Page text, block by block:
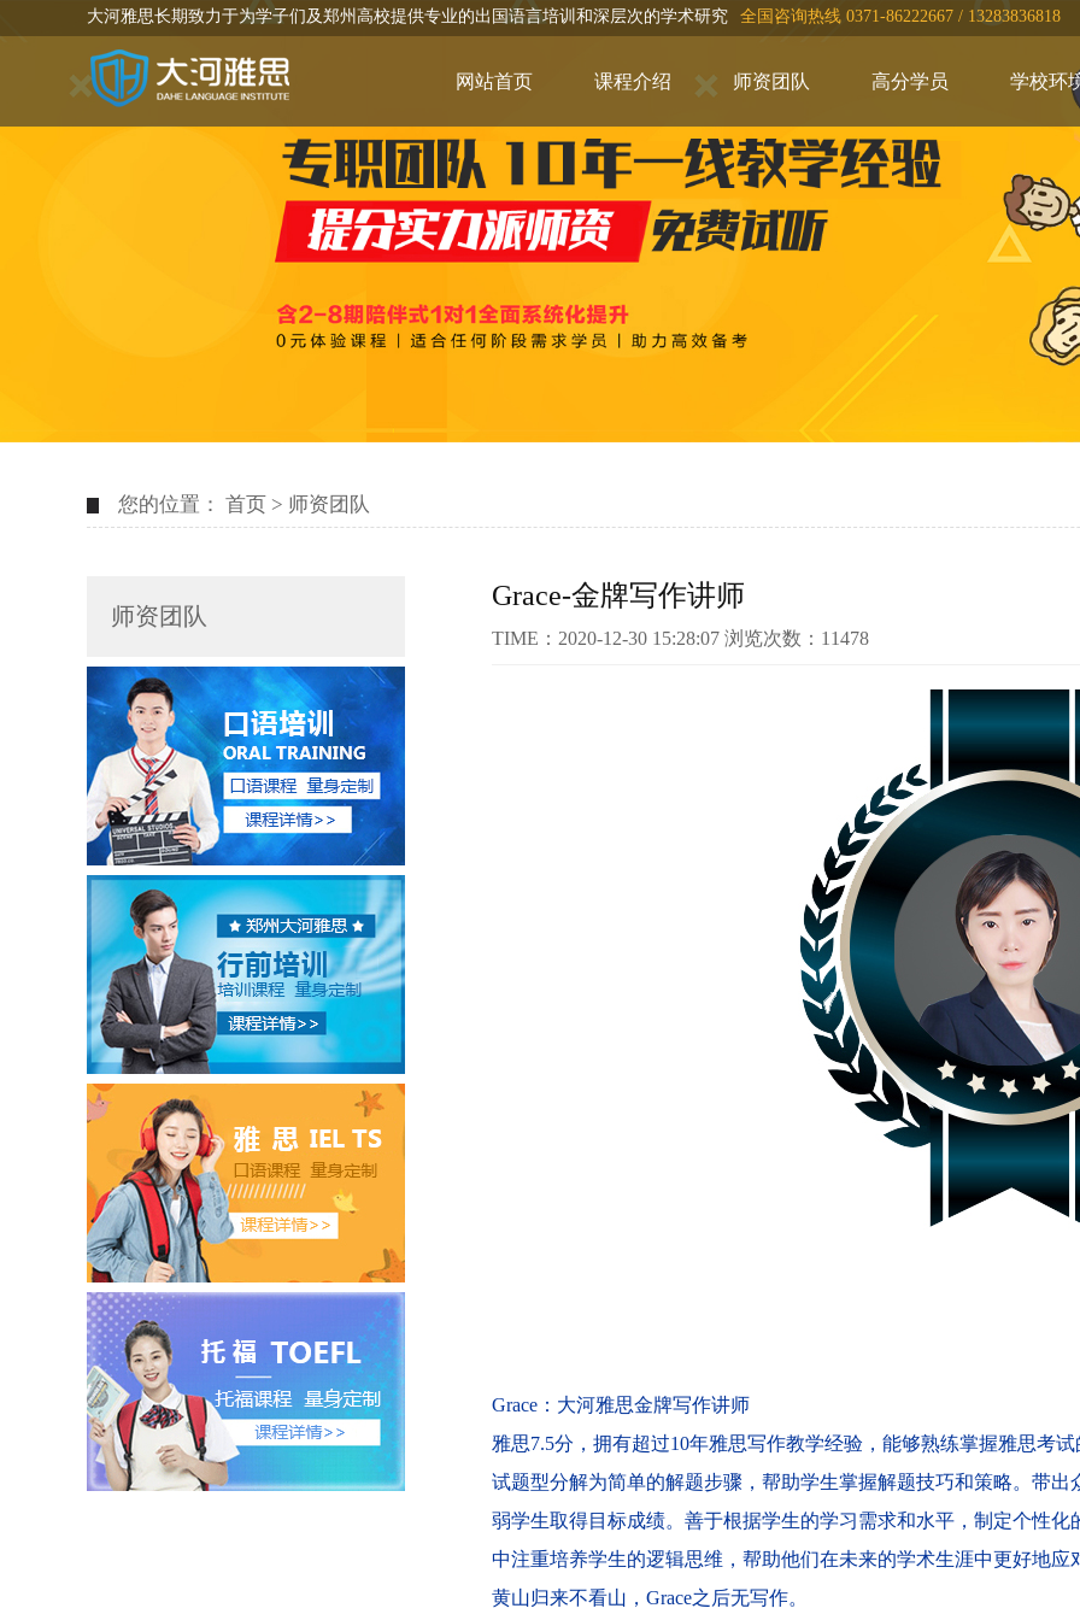
大河雅思长期致力于为学子们及郑州高校提供专业的出国语言培训和深层次的学术研究 全国咨询热线 0371-86222667 / 13283836818
网站首页 课程介绍 师资团队 高分学员 学校环
您的位置： 首页 > 师资团队
师资团队
Grace-金牌写作讲师
TIME：2020-12-30 15:28:07 浏览次数：11478
Grace： 大河雅思金牌写作讲师
雅思7.5分，拥有超过10年雅思写作教学经验，能够熟练掌握雅思考
试题型分解为简单的解题步骤，帮助学生掌握解题技巧和策略。带
弱学生取得目标成绩。善于根据学生的学习需求和水平，制定个性
中注重培养学生的逻辑思维，帮助他们在未来的学术生涯中更好地应
黄山归来不看山， Grace之后无写作。